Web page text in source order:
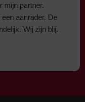
mijn partner.
aanrader. De
Wij zijn blij.